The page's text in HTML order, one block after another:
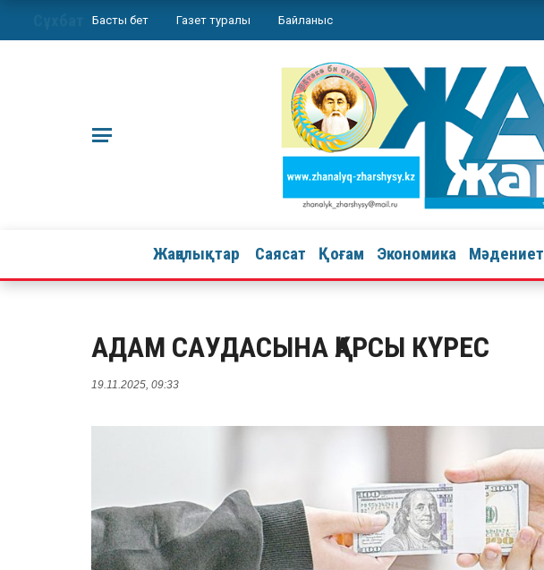
Басты бет Газет туралы Байланыс
Жаңалықтар Саясат Қоғам Экономика Мәдениет
АДАМ САУДАСЫНА ҚАРСЫ КҮРЕС
19.11.2025, 09:33